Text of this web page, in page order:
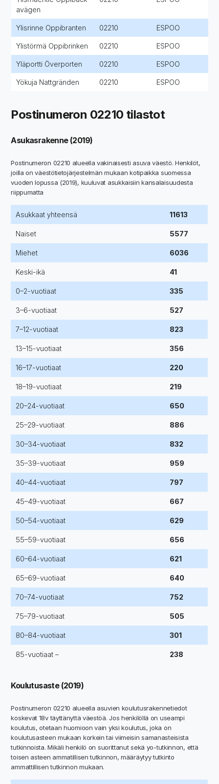
avägen
Ylisrinne Oppibranten 02210 ESPOO
Ylistörmä Oppibrinken 02210 ESPOO
Yläportti Överporten 02210 ESPOO
Yökuja Nattgränden 02210 ESPOO
Postinumeron 02210 tilastot
Asukasrakenne (2019)
Postinumeron 02210 alueella vakinaisesti asuva väestö. Henkilöt,
joilla on väestötietojärjestelmän mukaan kotipaikka suomessa
vuoden lopussa (2019), kuuluvat asukkaisiin kansalaisuudesta
riippumatta
Asukkaat yhteensä 11613
Naiset 5577
Miehet 6036
Keski-ikä 41
0–2-vuotiaat 335
3–6-vuotiaat 527
7–12-vuotiaat 823
13–15-vuotiaat 356
16–17-vuotiaat 220
18–19-vuotiaat 219
20–24-vuotiaat 650
25–29-vuotiaat 886
30–34-vuotiaat 832
35–39-vuotiaat 959
40–44-vuotiaat 797
45–49-vuotiaat 667
50–54-vuotiaat 629
55–59-vuotiaat 656
60–64-vuotiaat 621
65–69-vuotiaat 640
70–74-vuotiaat 752
75–79-vuotiaat 505
80–84-vuotiaat 301
85-vuotiaat – 238
Koulutusaste (2019)
Postinumeron 02210 alueella asuvien koulutusrakennetiedot
koskevat 18v täyttänyttä väestöä. Jos henkilöllä on useampi
koulutus, otetaan huomioon vain yksi koulutus, joka on
koulutusasteen mukaan korkein tai viimeisin samanasteisista
tutkinnoista. Mikäli henkilö on suorittanut sekä yo-tutkinnon, että
toisen asteen ammatillisen tutkinnon, määräytyy tutkinto
ammattillisen tutkinnon mukaan.